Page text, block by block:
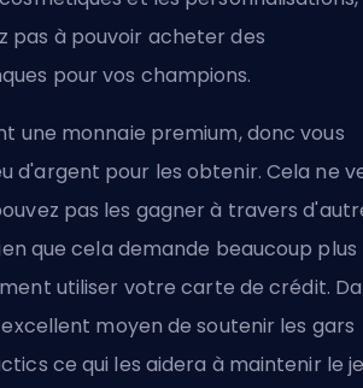
pas à pouvoir acheter des
pour vos champions.
une monnaie premium, donc vous
d'argent pour les obtenir. Cela ne
pas les gagner à travers
que cela demande beaucoup plus
utiliser votre carte de crédit.
moyen de soutenir les gars
ce qui les aidera à maintenir le